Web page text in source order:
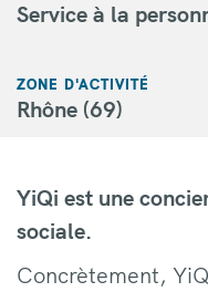
Service à la
ZONE D'ACTIVITÉ
Rhône (69)
YiQi est une
sociale.
Concrètement,